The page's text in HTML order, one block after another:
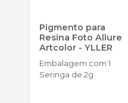
Pigmento para
Resina Foto Allure
Artcolor -YLLER
Embalagem com 1
Seringa de 2g.